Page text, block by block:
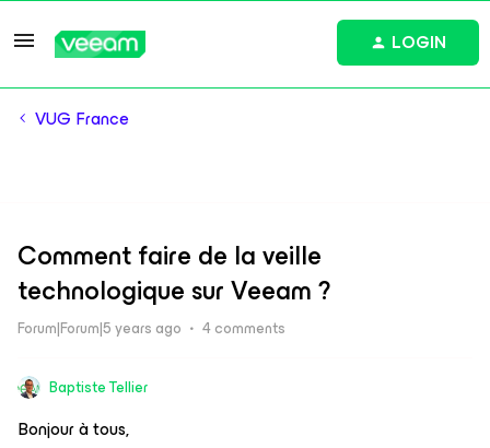
LOGIN
VUG France
Comment faire de la veille
technologique sur Veeam ?
Forum|Forum|5 years ago 4 comments
Baptiste Tellier
Bonjour à tous,